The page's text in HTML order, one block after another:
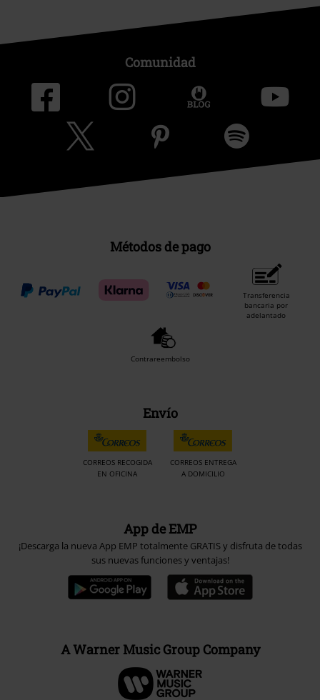
Comunidad
Métodos de pago
Transferencia
bancaria por
adelantado
Contrareembolso
Envío
CORREOS RECOGIDA
EN OFICINA
CORREOS ENTREGA
A DOMICILIO
App de EMP
¡Descarga la nueva App EMP totalmente GRATIS y disfruta de todas
sus nuevas funciones y ventajas!
A Warner Music Group Company